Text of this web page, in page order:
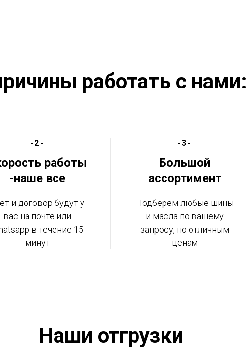
работать с нами:
-2-
работы
-наше все
и договор будут у
вас на почте или
в течение 15
минут
-3-
Большой
ассортимент
Подберем любые шины
и масла по вашему
запросу, по отличным
ценам
Наши отгрузки